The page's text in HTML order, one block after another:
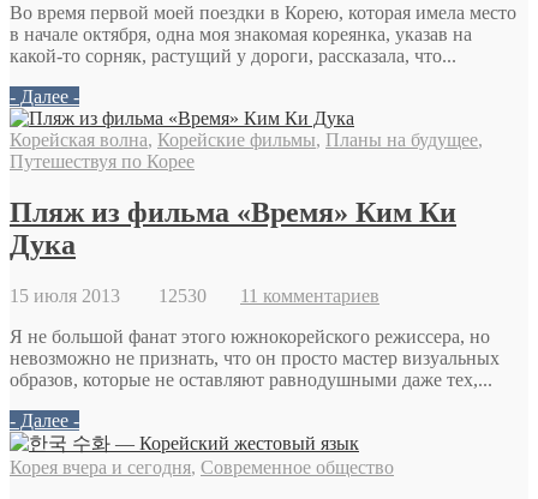
Во время первой моей поездки в Корею, которая имела место
в начале октября, одна моя знакомая кореянка, указав на
какой-то сорняк, растущий у дороги, рассказала, что...
- Далее -
Корейская волна, Корейские фильмы, Планы на будущее,
Путешествуя по Корее
Пляж из фильма «Время» Ким Ки
Дука
15 июля 2013 12530 11 комментариев
Я не большой фанат этого южнокорейского режиссера, но
невозможно не признать, что он просто мастер визуальных
образов, которые не оставляют равнодушными даже тех,...
- Далее -
Корея вчера и сегодня, Современное общество